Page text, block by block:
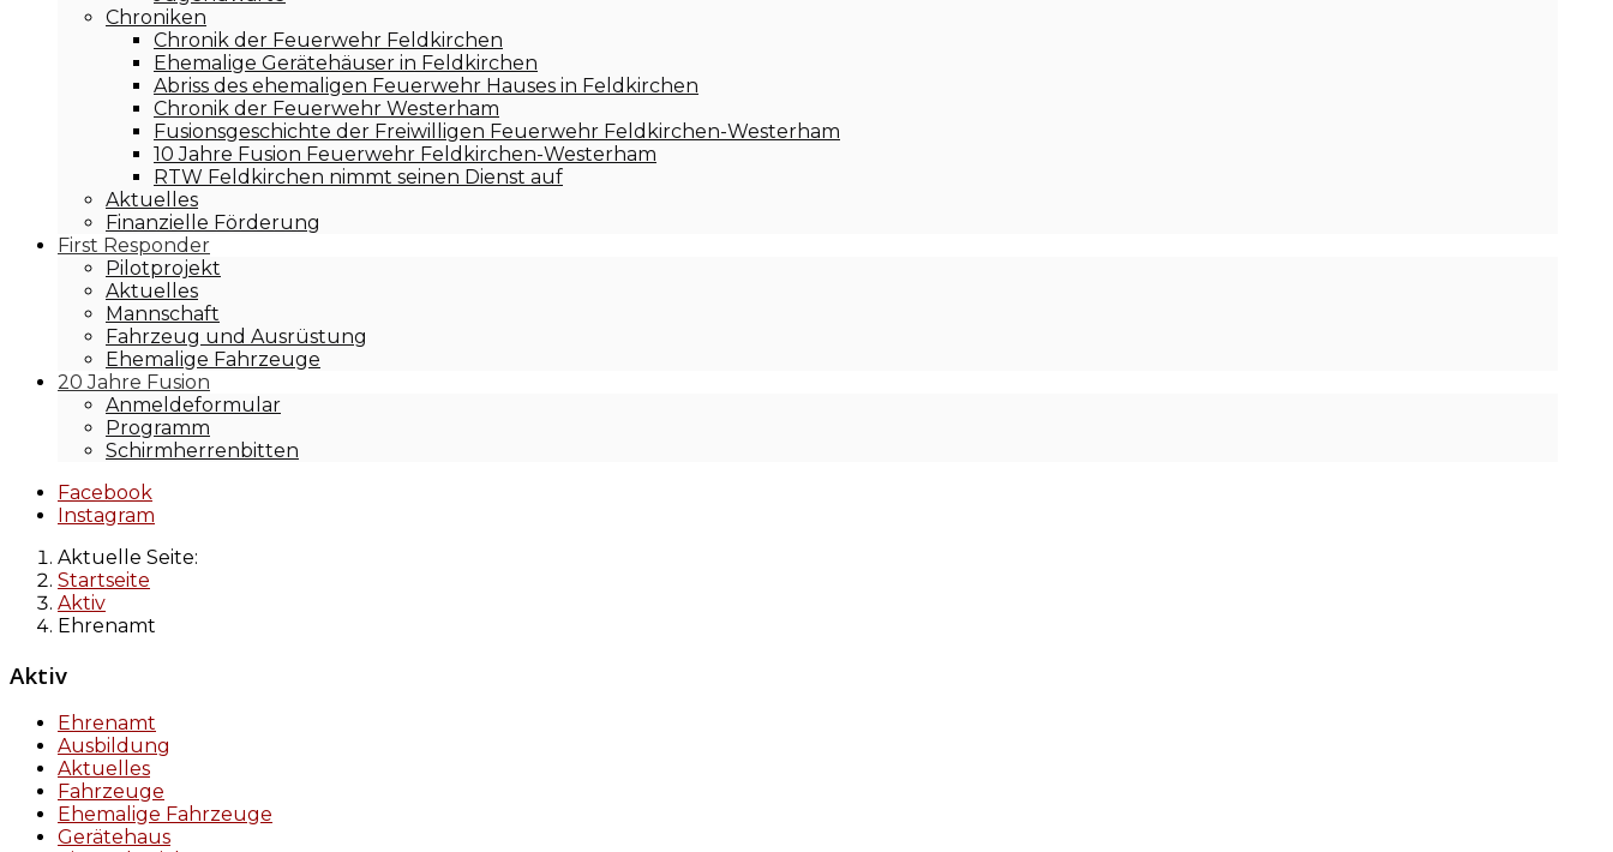
Chroniken
Chronik der Feuerwehr Feldkirchen
Ehemalige Gerätehäuser in Feldkirchen
Abriss des ehemaligen Feuerwehr Hauses in Feldkirchen
Chronik der Feuerwehr Westerham
Fusionsgeschichte der Freiwilligen Feuerwehr Feldkirchen-Westerham
10 Jahre Fusion Feuerwehr Feldkirchen-Westerham
RTW Feldkirchen nimmt seinen Dienst auf
Aktuelles
Finanzielle Förderung
First Responder
Pilotprojekt
Aktuelles
Mannschaft
Fahrzeug und Ausrüstung
Ehemalige Fahrzeuge
20 Jahre Fusion
Anmeldeformular
Programm
Schirmherrenbitten
Facebook
Instagram
Aktuelle Seite:
Startseite
Aktiv
Ehrenamt
Aktiv
Ehrenamt
Ausbildung
Aktuelles
Fahrzeuge
Ehemalige Fahrzeuge
Gerätehaus